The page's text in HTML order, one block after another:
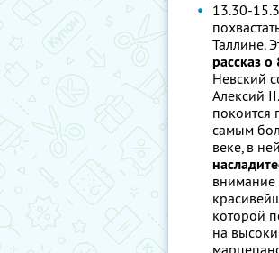
13.30-
Таллине.
рассказ
Невский
Алексий II.
покоится
самым
веке, в
внимание
которой
на